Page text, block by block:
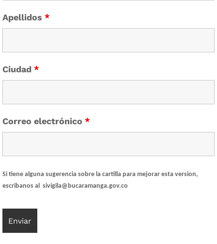
Apellidos *
Ciudad *
Correo electrónico *
Si tiene alguna sugerencia sobre la cartilla para mejorar esta version,
escribanos al sivigila@bucaramanga.gov.co